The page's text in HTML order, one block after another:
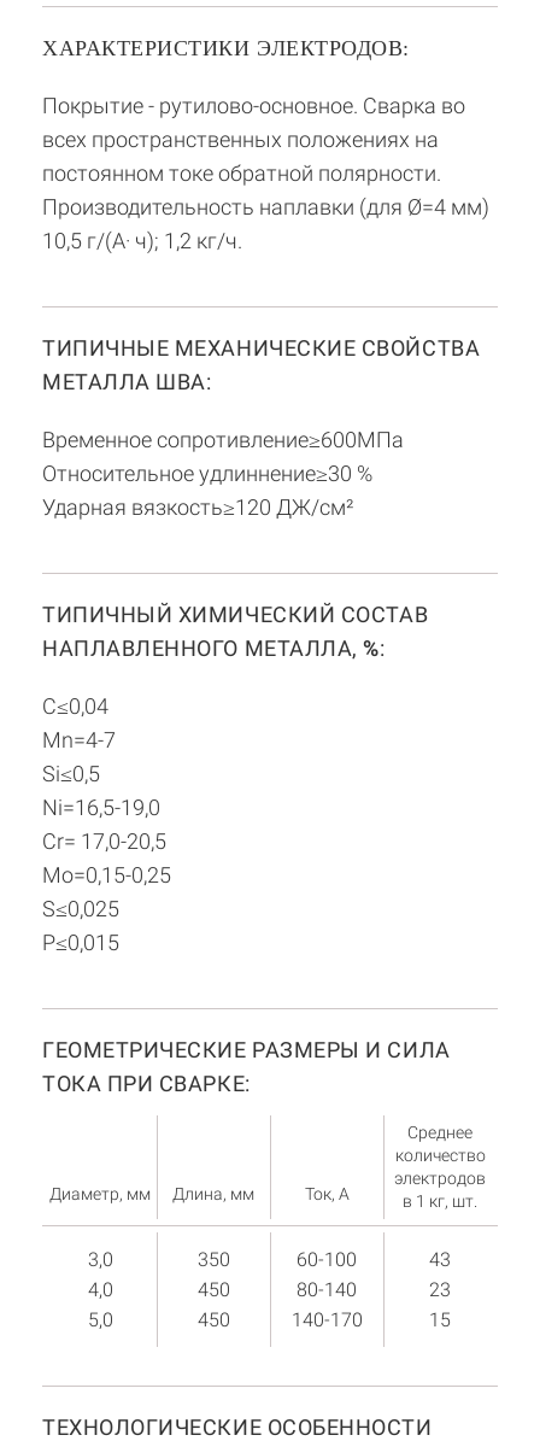
ХАРАКТЕРИСТИКИ ЭЛЕКТРОДОВ:
Покрытие - рутилово-основное. Сварка во
всех пространственных положениях на
постоянном токе обратной полярности.
Производительность наплавки (для Ø=4 мм)
10,5 г/(А· ч); 1,2 кг/ч.
ТИПИЧНЫЕ МЕХАНИЧЕСКИЕ СВОЙСТВА
МЕТАЛЛА ШВА:
Временное сопротивление≥600МПа
Относительное удлиннение≥30 %
Ударная вязкость≥120 ДЖ/см²
ТИПИЧНЫЙ ХИМИЧЕСКИЙ СОСТАВ
НАПЛАВЛЕННОГО МЕТАЛЛА,%:
С≤0,04
Mn=4-7
Si≤0,5
Ni=16,5-19,0
Cr= 17,0-20,5
Mo=0,15-0,25
S≤0,025
P≤0,015
ГЕОМЕТРИЧЕСКИЕ РАЗМЕРЫ И СИЛА
ТОКА ПРИ СВАРКЕ:
Диаметр, мм Длина, мм Ток, А
Среднее
количество
электродов
в 1 кг, шт.
3,0
4,0
5,0
350
450
450
60-100
80-140
140-170
43
23
15
ТЕХНОЛОГИЧЕСКИЕ ОСОБЕННОСТИ